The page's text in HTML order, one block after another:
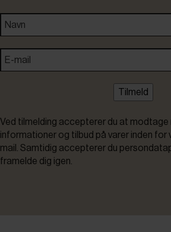
Tilmeld
Ved tilmelding accepterer du at modtage
informationer og tilbud på varer inden for
mail. Samtidig accepterer du
framelde dig igen.